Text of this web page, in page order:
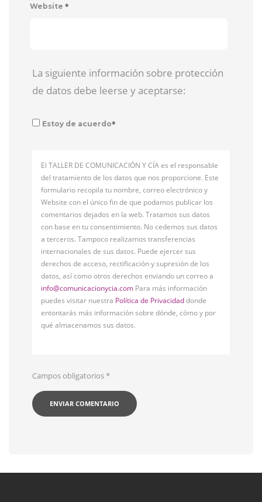
Website *
La siguiente información sobre protección
de datos debe leerse y aceptarse:
Estoy de acuerdo*
El TALLER DE COMUNICACIÓN Y CÍA es el responsable
del tratamiento de los datos que nos proporcione. Este
formulario recopila tu nombre, correo electrónico y
Website con el único fin de que podamos publicar los
comentarios dejados en la web. Tratamos sus datos
con base en tu consentimiento. No cedemos sus datos
a terceros. Tampoco realizamos transferencias
internacionales de sus datos. Puede ejercer sus
derechos de acceso, rectificación y supresión de los
datos, así como otros derechos enviando un correo a
info@comunicacionycia.com Para más información
puedes visitar nuestra Política de Privacidaddonde
entontarás más información sobre dónde, cómo y por
qué almacenamos sus datos.
Campos obligatorios*